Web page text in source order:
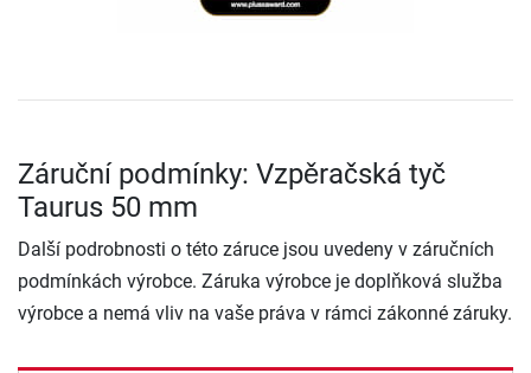
Záruční podmínky: Vzpěračská tyč
Taurus 50 mm
Další podrobnosti o této záruce jsou uvedeny v záručních
podmínkách výrobce. Záruka výrobce je doplňková služba
výrobce a nemá vliv na vaše práva v rámci zákonné záruky.